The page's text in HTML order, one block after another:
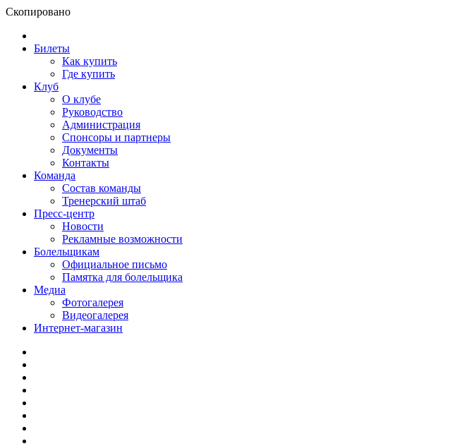
Скопировано
Билеты
Как купить
Где купить
Клуб
О клубе
Руководство
Администрация
Спонсоры и партнеры
Документы
Контакты
Команда
Состав команды
Тренерский штаб
Пресс-центр
Новости
Рекламные возможности
Болельщикам
Официальное письмо
Памятка для болельщика
Медиа
Фотогалерея
Видеогалерея
Интернет-магазин